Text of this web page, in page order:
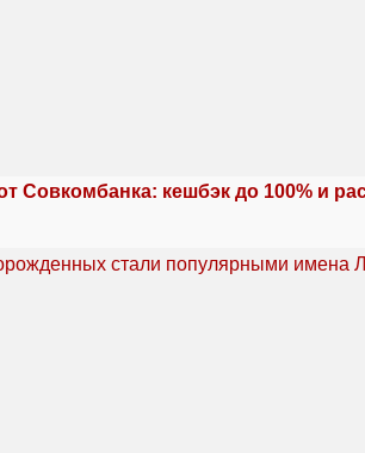
Совкомбанка: кешбэк до 100% и